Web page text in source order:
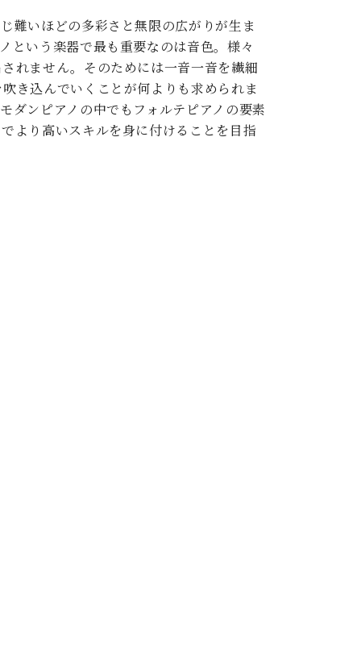
難いほどの多彩さと無限の広がりが生ま
という楽器で最も重要なのは音色。様々
れません。そのためには一音一音を繊細
き込んでいくことが何よりも求められま
ダンピアノの中でもフォルテピアノの要素
より高いスキルを身に付けることを目指